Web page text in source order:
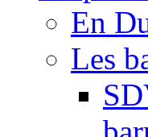
En
Les